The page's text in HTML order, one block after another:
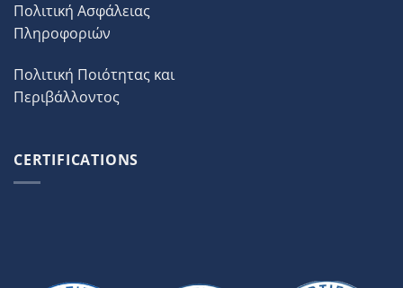
Πολιτική Ασφάλειας
Πληροφοριών
Πολιτική Ποιότητας και
Περιβάλλοντος
CERTIFICATIONS